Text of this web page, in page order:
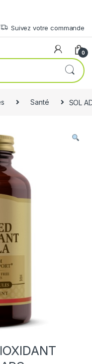
Suivez votre commande
0
Santé SOL